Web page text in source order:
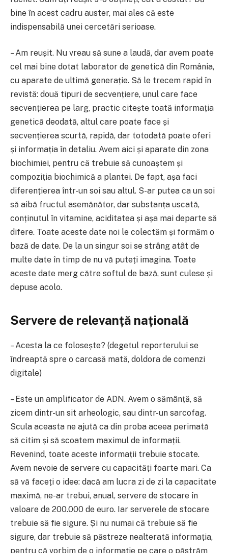
bine în acest cadru auster, mai ales că este
indispensabilă unei cercetări serioase.
– Am reușit. Nu vreau să sune a laudă, dar avem poate
cel mai bine dotat laborator de genetică din România,
cu aparate de ultimă generație. Să le trecem rapid în
revistă: două tipuri de secvențiere, unul care face
secvențierea pe larg, practic citește toată informația
genetică deodată, altul care poate face și
secvențierea scurtă, rapidă, dar totodată poate oferi
și informația în detaliu. Avem aici și aparate din zona
biochimiei, pentru că trebuie să cunoaștem și
compoziția biochimică a plantei. De fapt, așa faci
diferențierea într-un soi sau altul. S-ar putea ca un soi
să aibă fructul asemănător, dar substanța uscată,
conținutul în vitamine, aciditatea și așa mai departe să
difere. Toate aceste date noi le colectăm și formăm o
bază de date. De la un singur soi se strâng atât de
multe date în timp de nu vă puteți imagina. Toate
aceste date merg către softul de bază, sunt culese și
depuse acolo.
Servere de relevanță națională
– Acesta la ce folosește? (degetul reporterului se
îndreaptă spre o carcasă mată, doldora de comenzi
digitale)
– Este un amplificator de ADN. Avem o sămânță, să
zicem dintr-un sit arheologic, sau dintr-un sarcofag.
Scula aceasta ne ajută ca din proba aceea perimată
să citim și să scoatem maximul de informații.
Revenind, toate aceste informații trebuie stocate.
Avem nevoie de servere cu capacități foarte mari. Ca
să vă faceți o idee: dacă am lucra zi de zi la capacitate
maximă, ne-ar trebui, anual, servere de stocare în
valoare de 200.000 de euro. Iar serverele de stocare
trebuie să fie sigure. Și nu numai că trebuie să fie
sigure, dar trebuie să păstreze nealterată informația,
pentru că vorbim de o informație pe care o păstrăm